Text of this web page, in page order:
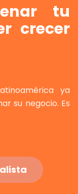
tu
crecer
ya
su negocio. Es